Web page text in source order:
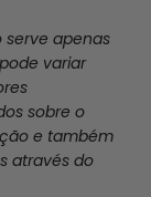
serve apenas
variar
sobre o
e também
através do